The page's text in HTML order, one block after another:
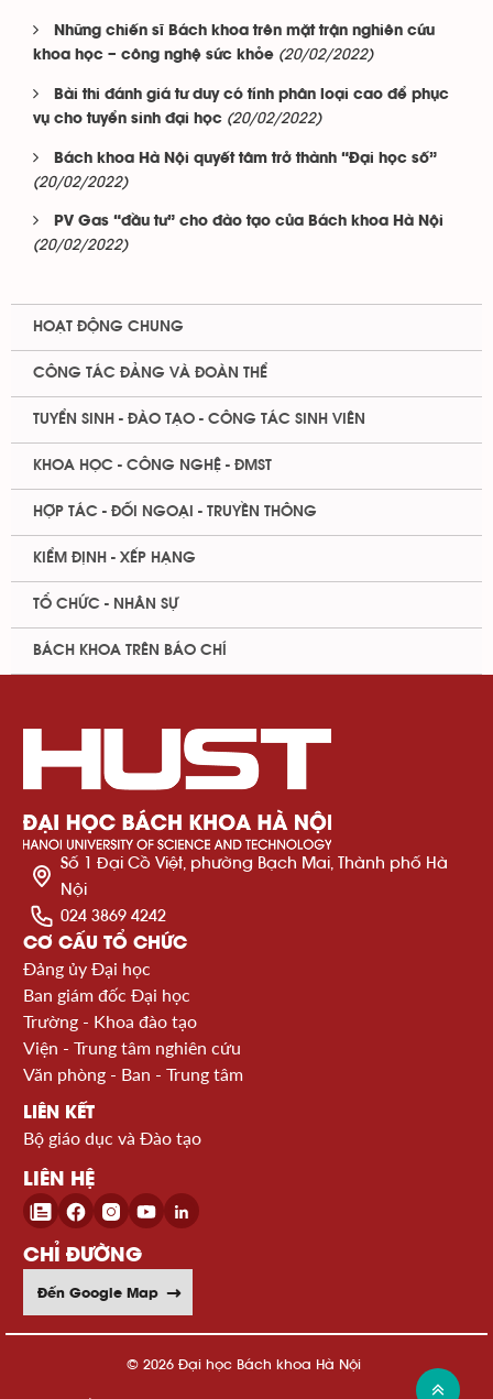
Những chiến sĩ Bách khoa trên mặt trận nghiên cứu
khoa học – công nghệ sức khỏe (20/02/2022)
Bài thi đánh giá tư duy có tính phân loại cao để phục
vụ cho tuyển sinh đại học (20/02/2022)
Bách khoa Hà Nội quyết tâm trở thành “Đại học số”
(20/02/2022)
PV Gas “đầu tư” cho đào tạo của Bách khoa Hà Nội
(20/02/2022)
HOẠT ĐỘNG CHUNG
CÔNG TÁC ĐẢNG VÀ ĐOÀN THỂ
TUYỂN SINH - ĐÀO TẠO - CÔNG TÁC SINH VIÊN
KHOA HỌC - CÔNG NGHỆ - ĐMST
HỢP TÁC - ĐỐI NGOẠI - TRUYỀN THÔNG
KIỂM ĐỊNH - XẾP HẠNG
TỔ CHỨC - NHÂN SỰ
BÁCH KHOA TRÊN BÁO CHÍ
Số 1 Đại Cồ Việt, phường Bạch Mai, Thành phố Hà
Nội
024 3869 4242
CƠ CẤU TỔ CHỨC
Đảng ủy Đại học
Ban giám đốc Đại học
Trường - Khoa đào tạo
Viện - Trung tâm nghiên cứu
Văn phòng - Ban - Trung tâm
LIÊN KẾT
Bộ giáo dục và Đào tạo
LIÊN HỆ
CHỈ ĐƯỜNG
Đến Google Map
© 2026 Đại học Bách khoa Hà Nội